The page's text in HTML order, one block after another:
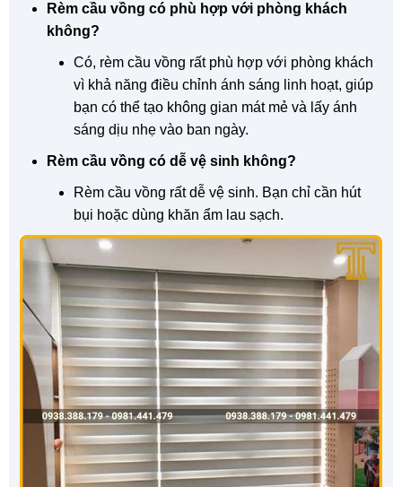
Rèm cầu vồng có phù hợp với phòng khách
không?
Có, rèm cầu vồng rất phù hợp với phòng khách
vì khả năng điều chỉnh ánh sáng linh hoạt, giúp
bạn có thể tạo không gian mát mẻ và lấy ánh
sáng dịu nhẹ vào ban ngày.
Rèm cầu vồng có dễ vệ sinh không?
Rèm cầu vồng rất dễ vệ sinh. Bạn chỉ cần hút
bụi hoặc dùng khăn ẩm lau sạch.